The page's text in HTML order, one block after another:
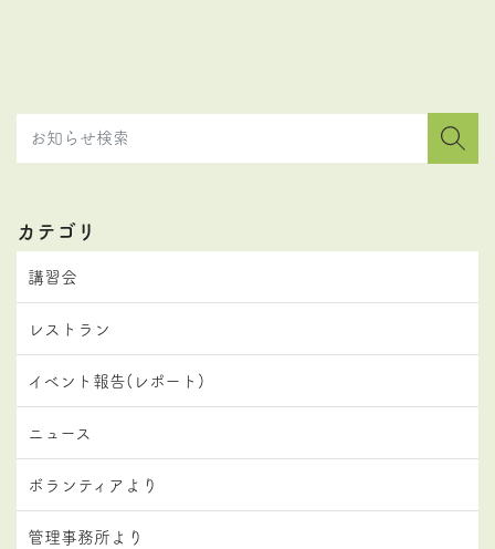
カテゴリ
講習会
レストラン
イベント報告(レポート)
ニュース
ボランティアより
管理事務所より